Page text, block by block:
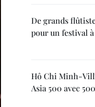
De grands
pour un festival
Hô Chi Minh-
Asia 500 avec